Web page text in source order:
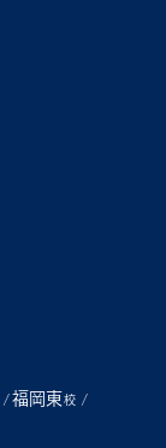
福岡東 校 /